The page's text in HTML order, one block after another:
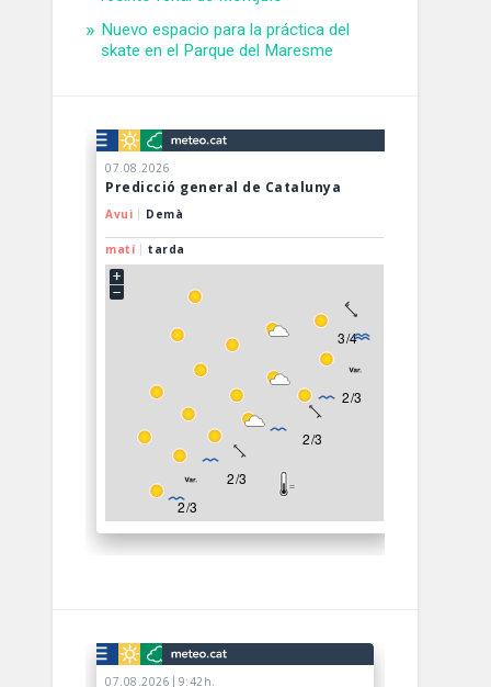
Nuevo espacio para la práctica del
skate en el Parque del Maresme